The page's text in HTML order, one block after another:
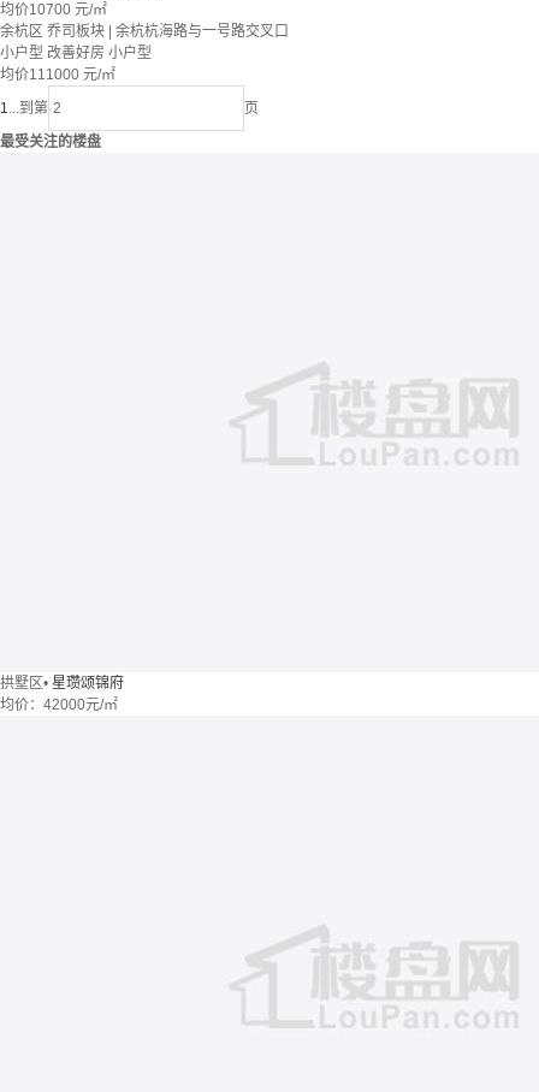
均价10700 元/㎡
余杭区 乔司板块 | 余杭杭海路与一号路交叉口
小户型 改善好房 小户型
均价111000 元/㎡
1...到第
页
最受关注的楼盘
拱墅区• 星瓒颂锦府
均价： 42000元/㎡